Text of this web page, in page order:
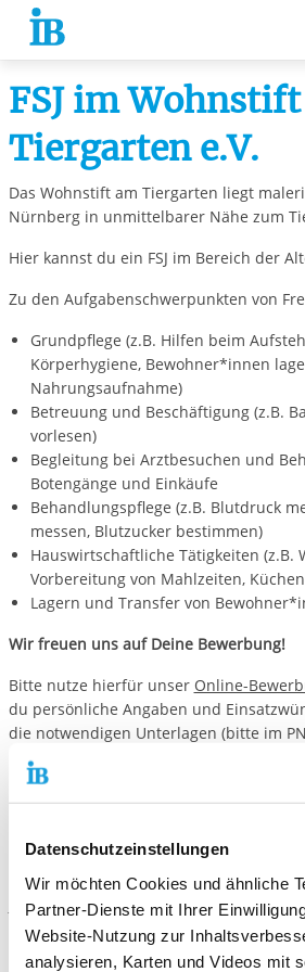
Datenschutzeinstellungen
Wir möchten Cookies und ähnliche
Partner-Dienste mit Ihrer
Website-Nutzung zur
analysieren, Karten und Videos mit
Springe zum Inhalt
FSJ im
Tiergarten e.V.
Das Wohnstift am Tiergarten liegt
Nürnberg in unmittelbarer Nähe zum
Hier kannst du ein FSJ im Bereich der
Zu den Aufgabenschwerpunkten von
Grundpflege (z.B. Hilfen beim
Körperhygiene, Bewohner*innen
Nahrungsaufnahme)
Betreuung und Beschäftigung (z.B.
vorlesen)
Begleitung bei Arztbesuchen und
Botengänge und Einkäufe
Behandlungspflege (z.B. Blutdruck
messen, Blutzucker bestimmen)
Hauswirtschaftliche Tätigkeiten (z.B.
Vorbereitung von Mahlzeiten,
Lagern und Transfer von
Wir freuen uns auf Deine Bewerbung!
Bitte nutze hierfür unser Online-
du persönliche Angaben und
die notwendigen Unterlagen (bitte im
Format) direkt hochladen.
E-Mail schreiben
Standort